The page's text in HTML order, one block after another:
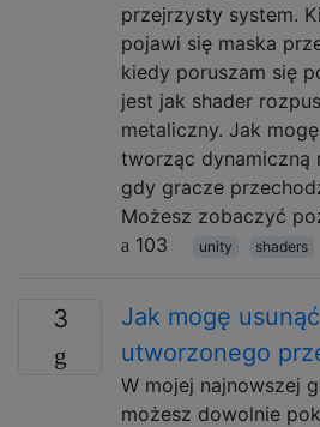
przejrzysty system.
pojawi się maska
kiedy poruszam się
jest jak shader
metaliczny. Jak
tworząc dynamiczną
gdy gracze
Możesz zobaczyć
103
unity shaders
3
Jak mogę
utworzonego
W mojej najnowszej
możesz dowolnie